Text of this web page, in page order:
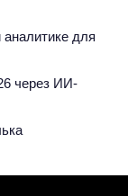
для
через ИИ-